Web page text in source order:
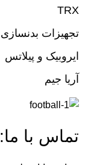
TRX
تجهیزات بدنسازی
ایروبیک و پیلاتس
آریا جیم
تماس با ما: